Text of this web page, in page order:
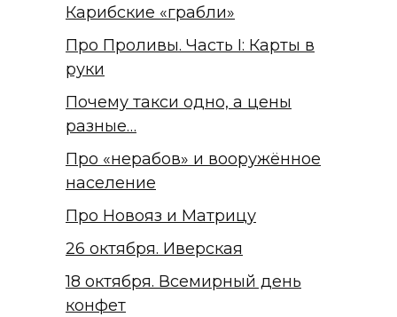
Карибские «грабли»
Про Проливы. Часть I: Карты в
руки
Почему такси одно, а цены
разные…
Про «нерабов» и вооружённое
население
Про Новояз и Матрицу
26 октября. Иверская
18 октября. Всемирный день
конфет